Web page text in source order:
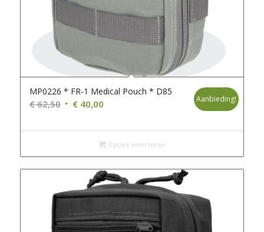
MP0226 * FR-1 Medical Pouch * D85
€62,50 Oorspronkelijke
was:
€40,00Huidige
is:
€ 40,00.
Aanbieding!
Opties selecteren